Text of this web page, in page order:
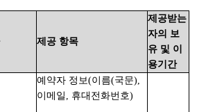
제공 항목
제공받는
자의 보
유 및 이
용기간
예약자 정보(이름(국문),
이메일, 휴대전화번호)